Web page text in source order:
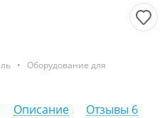
•
Оборудование для
Описание Отзывы 6